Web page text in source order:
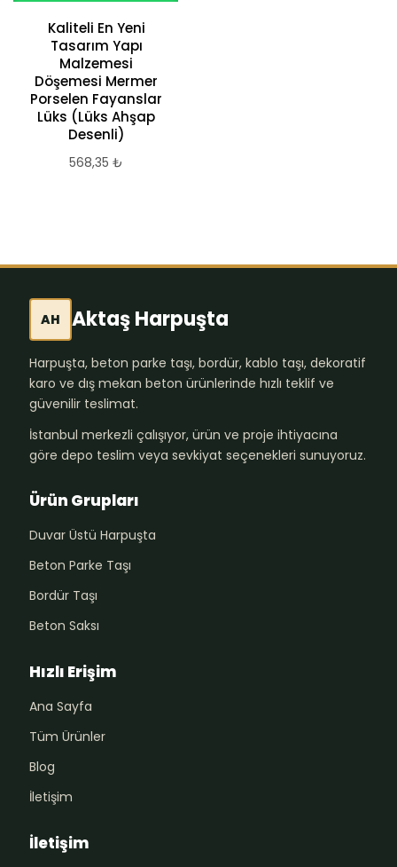
Kaliteli En Yeni
Tasarım Yapı
Malzemesi
Döşemesi Mermer
Porselen Fayanslar
Lüks (Lüks Ahşap
Desenli)
568,35 ₺
AH Aktaş Harpuşta
Harpuşta, beton parke taşı, bordür, kablo taşı, dekoratif
karo ve dış mekan beton ürünlerinde hızlı teklif ve
güvenilir teslimat.
İstanbul merkezli çalışıyor, ürün ve proje ihtiyacına
göre depo teslim veya sevkiyat seçenekleri sunuyoruz.
Ürün Grupları
Duvar Üstü Harpuşta
Beton Parke Taşı
Bordür Taşı
Beton Saksı
Hızlı Erişim
Ana Sayfa
Tüm Ürünler
Blog
İletişim
İletişim